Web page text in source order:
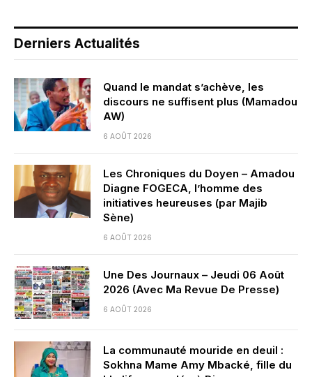
Derniers Actualités
Quand le mandat s’achève, les
discours ne suffisent plus (Mamadou
AW)
6 AOÛT 2026
Les Chroniques du Doyen – Amadou
Diagne FOGECA, l’homme des
initiatives heureuses (par Majib
Sène)
6 AOÛT 2026
Une Des Journaux – Jeudi 06 Août
2026 (Avec Ma Revue De Presse)
6 AOÛT 2026
La communauté mouride en deuil :
Sokhna Mame Amy Mbacké, fille du